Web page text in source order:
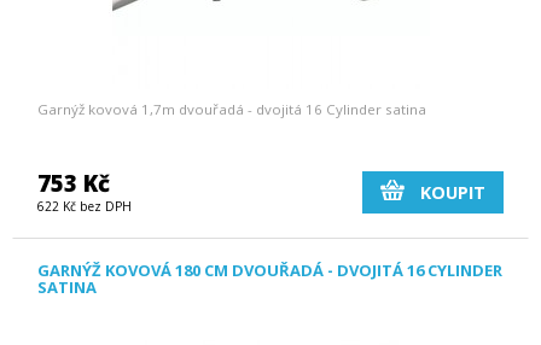
Garnýž kovová 1,7m dvouřadá - dvojitá 16 Cylinder satina
753 Kč
622 Kč bez DPH
KOUPIT
GARNÝŽ KOVOVÁ 180 CM DVOUŘADÁ - DVOJITÁ 16 CYLINDER
SATINA